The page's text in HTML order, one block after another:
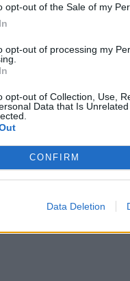
opt-out of the Sale of my
opt-out of processing my
opt-out of Collection, Use,
Data that Is
CONFIRM
Data Deletion